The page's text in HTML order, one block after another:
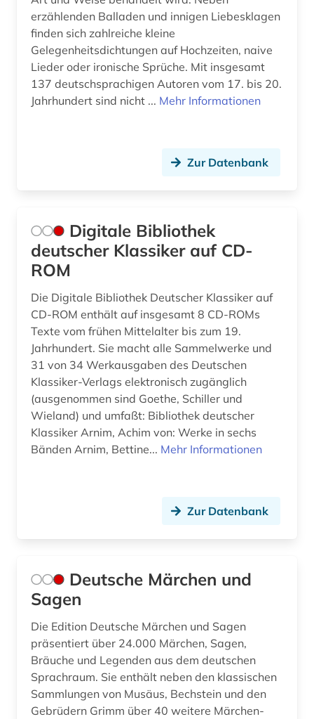
erzählenden Balladen und innigen Liebesklagen
finden sich zahlreiche kleine
Gelegenheitsdichtungen auf Hochzeiten, naive
Lieder oder ironische Sprüche. Mit insgesamt
137 deutschsprachigen Autoren vom 17. bis 20.
Jahrhundert sind nicht ... Mehr Informationen
Zur Datenbank
Digitale Bibliothek
deutscher Klassiker auf CD-
ROM
Die Digitale Bibliothek Deutscher Klassiker auf
CD-ROM enthält auf insgesamt 8 CD-ROMs
Texte vom frühen Mittelalter bis zum 19.
Jahrhundert. Sie macht alle Sammelwerke und
31 von 34 Werkausgaben des Deutschen
Klassiker-Verlags elektronisch zugänglich
(ausgenommen sind Goethe, Schiller und
Wieland) und umfaßt: Bibliothek deutscher
Klassiker Arnim, Achim von: Werke in sechs
Bänden Arnim, Bettine... Mehr Informationen
Zur Datenbank
Deutsche Märchen und
Sagen
Die Edition Deutsche Märchen und Sagen
präsentiert über 24.000 Märchen, Sagen,
Bräuche und Legenden aus dem deutschen
Sprachraum. Sie enthält neben den klassischen
Sammlungen von Musäus, Bechstein und den
Gebrüdern Grimm über 40 weitere Märchen-